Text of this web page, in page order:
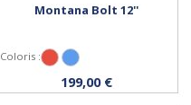
Montana Bolt 12''
Coloris : Rouge Bleu
199,00 €